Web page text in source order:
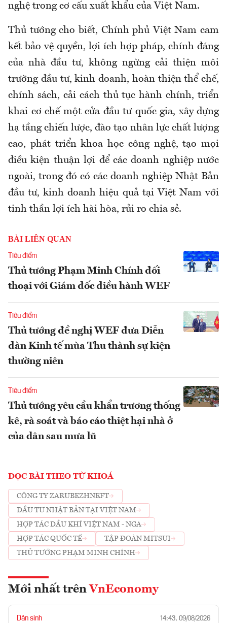
nghệ trong cơ cấu xuất khẩu của Việt Nam.
Thủ tướng cho biết, Chính phủ Việt Nam cam
kết bảo vệ quyền, lợi ích hợp pháp, chính đáng
của nhà đầu tư, không ngừng cải thiện môi
trường đầu tư, kinh doanh, hoàn thiện thể chế,
chính sách, cải cách thủ tục hành chính, triển
khai cơ chế một cửa đầu tư quốc gia, xây dựng
hạ tầng chiến lược, đào tạo nhân lực chất lượng
cao, phát triển khoa học công nghệ, tạo mọi
điều kiện thuận lợi để các doanh nghiệp nước
ngoài, trong đó có các doanh nghiệp Nhật Bản
đầu tư, kinh doanh hiệu quả tại Việt Nam với
tinh thần lợi ích hài hòa, rủi ro chia sẻ.
BÀI LIÊN QUAN
Tiêu điểm
Thủ tướng Phạm Minh Chính đối
thoại với Giám đốc điều hành WEF
Tiêu điểm
Thủ tướng đề nghị WEF đưa Diễn
đàn Kinh tế mùa Thu thành sự kiện
thường niên
Tiêu điểm
Thủ tướng yêu cầu khẩn trương thống
kê, rà soát và báo cáo thiệt hại nhà ở
của dân sau mưa lũ
ĐỌC BÀI THEO TỪ KHOÁ
CÔNG TY ZARUBEZHNEFT
ĐẦU TƯ NHẬT BẢN TẠI VIỆT NAM
HỢP TÁC DẦU KHÍ VIỆT NAM - NGA
HỢP TÁC QUỐC TẾ
TẬP ĐOÀN MITSUI
THỦ TƯỚNG PHẠM MINH CHÍNH
Mới nhất trên VnEconomy
Dân sinh 14:43, 09/08/2026